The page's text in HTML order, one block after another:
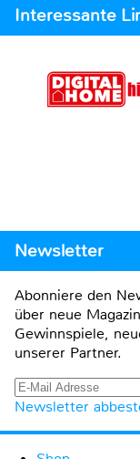
Interessante
Newsletter
Abonniere den
über neue
Gewinnspiele,
unserer Partner.
Newsletter